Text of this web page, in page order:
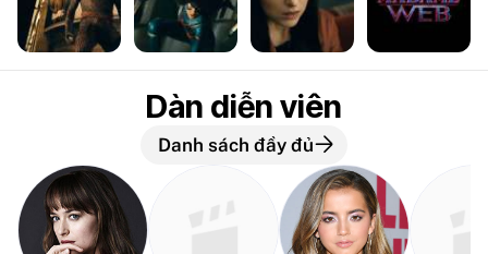
Dàn diễn viên
Danh sách đầy đủ